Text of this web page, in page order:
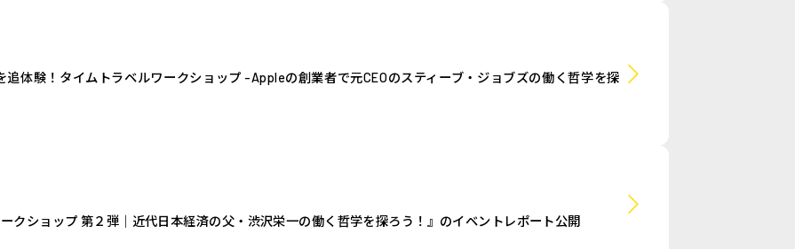
追体験！タイムトラベルワークショップ -Appleの創業者で元CEOのスティーブ・ジョブズの働く哲学を探
クショップ 第２弾｜近代日本経済の父・渋沢栄一の働く哲学を探ろう！』のイベントレポート公開